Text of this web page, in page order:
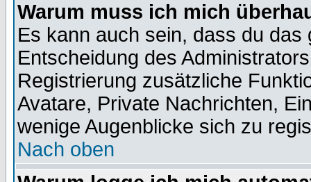
Warum muss ich mich
Es kann auch sein, dass du
Entscheidung des
Registrierung zusätzliche
Avatare, Private Nachrichten,
wenige Augenblicke sich zu
Nach oben